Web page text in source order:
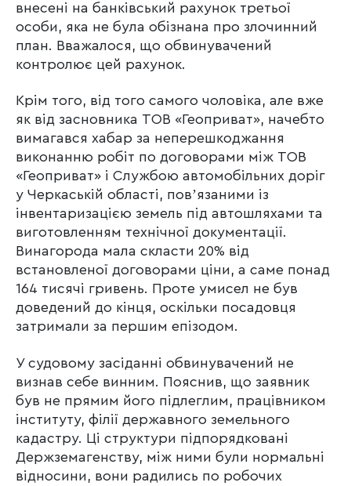
внесені на банківський рахунок третьої
особи, яка не була обізнана про злочинний
план. Вважалося, що обвинувачений
контролює цей рахунок.
Крім того, від того самого чоловіка, але вже
як від засновника ТОВ «Геоприват», начебто
вимагався хабар за неперешкоджання
виконанню робіт по договорами між ТОВ
«Геоприват» і Службою автомобільних доріг
у Черкаській області, повʼязаними із
інвентаризацією земель під автошляхами та
виготовленням технічної документації.
Винагорода мала скласти 20% від
встановленої договорами ціни, а саме понад
164 тисячі гривень. Проте умисел не був
доведений до кінця, оскільки посадовця
затримали за першим епізодом.
У судовому засіданні обвинувачений не
визнав себе винним. Пояснив, що заявник
був не прямим його підлеглим, працівником
інституту, філії державного земельного
кадастру. Ці структури підпорядковані
Держземагенству, між ними були нормальні
відносини, вони радились по робочих